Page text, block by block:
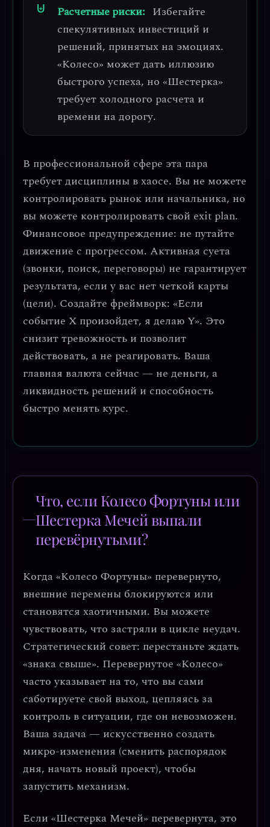
Расчетные риски: Избегайте
спекулятивных инвестиций и
решений, принятых на эмоциях.
«Колесо» может дать иллюзию
быстрого успеха, но «Шестерка»
требует холодного расчета и
времени на дорогу.
В профессиональной сфере эта пара
требуетдисциплины в хаосе. Вы не можете
контролировать рынок или начальника, но
вы можете контролировать свой exit plan.
Финансовое предупреждение: не путайте
движение с прогрессом. Активная суета
(звонки, поиск, переговоры) не гарантирует
результата, если у вас нет четкой карты
(цели). Создайте фреймворк: «Если
событие X произойдет, я делаю Y». Это
снизит тревожность и позволит
действовать, а не реагировать. Ваша
главная валюта сейчас — не деньги, а
ликвидность решений и способность
быстро менять курс.
Что, если Колесо Фортуны или
Шестерка Мечей выпали
перевёрнутыми?
Когда «Колесо Фортуны» перевернуто,
внешние перемены блокируются или
становятся хаотичными. Вы можете
чувствовать, что застряли в цикле неудач.
Стратегический совет: перестаньте ждать
«знака свыше». Перевернутое «Колесо»
часто указывает на то, что вы сами
саботируете свой выход, цепляясь за
контроль в ситуации, где он невозможен.
Ваша задача — искусственно создать
микро-изменения (сменить распорядок
дня, начать новый проект), чтобы
запустить механизм.
Если «Шестерка Мечей» перевернута, это